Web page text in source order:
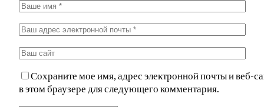
Сохраните мое имя, адрес электронной почты и веб-
в этом браузере для следующего комментария.